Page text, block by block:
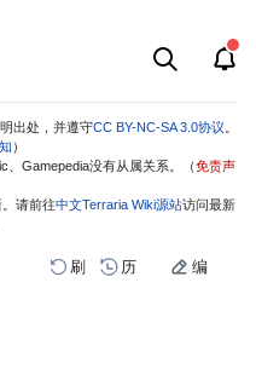
出处，并遵守CC BY-NC-SA 3.0协议
）
、Gamepedia没有从属关系。（免责声
请前往中文Terraria Wiki源站访问最新
刷 历 编